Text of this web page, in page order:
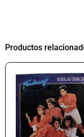
Productos